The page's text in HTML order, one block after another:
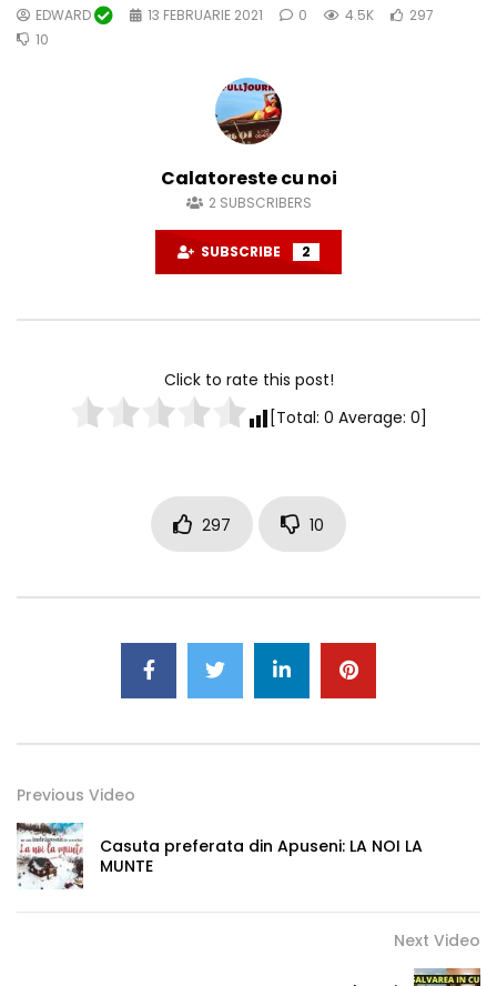
EDWARD 13 FEBRUARIE 2021 0 4.5K
297
10
Calatoreste cu noi
2 SUBSCRIBERS
SUBSCRIBE 2
Click to rate this post!
[Total: 0 Average: 0]
297 10
Previous Video
Casuta preferata din Apuseni: LA NOI LA
MUNTE
Next Video